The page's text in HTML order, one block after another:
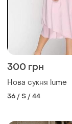
300 грн
Нова сукня lume
36 / S / 44